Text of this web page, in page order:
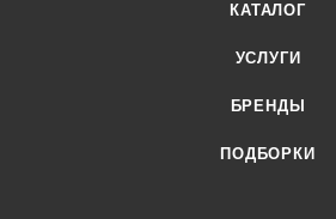
КАТАЛОГ
УСЛУГИ
БРЕНДЫ
ПОДБОРКИ